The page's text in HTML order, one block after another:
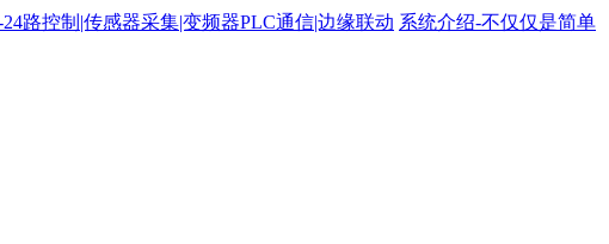
24路控制|传感器采集|变频器PLC通信|边缘联动 系统介绍-不仅仅是简单